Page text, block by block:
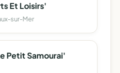
Et Loisirs'
sur-Mer
Petit Samourai'